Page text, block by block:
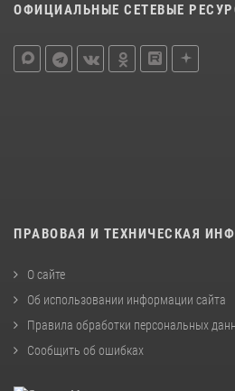
ОФИЦИАЛЬНЫЕ СЕТЕВЫЕ
ПРАВОВАЯ И ТЕХНИЧЕСКАЯ
О сайте
Об использовании информации сайта
Правила обработки персональных
Сообщить об ошибках